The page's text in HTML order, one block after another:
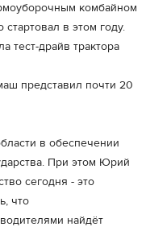
комбайном
в этом году.
тест-драйв трактора
представил почти 20
в обеспечении
При этом Юрий
сегодня - это
что
найдёт